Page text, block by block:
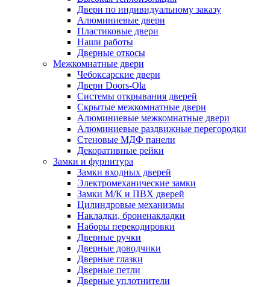
Двери по индивидуальному заказу
Алюминиевые двери
Пластиковые двери
Наши работы
Дверные откосы
Межкомнатные двери
Чебоксарские двери
Двери Doors-Ola
Системы открывания дверей
Скрытые межкомнатные двери
Алюминиевые межкомнатные двери
Алюминиевые раздвижные перегородки
Стеновые МДФ панели
Декоративные рейки
Замки и фурнитура
Замки входных дверей
Электромеханические замки
Замки М/К и ПВХ дверей
Цилиндровые механизмы
Накладки, броненакладки
Наборы перекодировки
Дверные ручки
Дверные доводчики
Дверные глазки
Дверные петли
Дверные уплотнители